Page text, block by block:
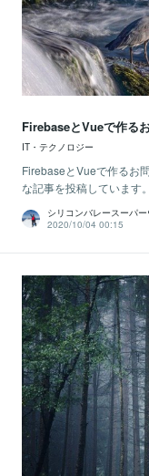
FirebaseとVueで作る
IT・テクノロジー
FirebaseとVueで作るお
な記事を投稿しています
シリコンバレースーパー
2020/10/04 00:15